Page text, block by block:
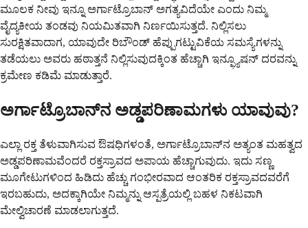
ಮೂಲಕ ನೀವು ಇನ್ನೂ ಅರ್ಗಾಟ್ರೊಬಾನ್ ಅಗತ್ಯವಿದೆಯೇ ಎಂದು ನಿಮ್ಮ
ವೈದ್ಯಕೀಯ ತಂಡವು ನಿಯಮಿತವಾಗಿ ನಿರ್ಣಯಿಸುತ್ತದೆ. ನಿಲ್ಲಿಸಲು
ಸುರಕ್ಷಿತವಾದಾಗ, ಯಾವುದೇ ರಿಬೌಂಡ್ ಹೆಪ್ಪುಗಟ್ಟುವಿಕೆಯ ಸಮಸ್ಯೆಗಳನ್ನು
ತಡೆಯಲು ಅವರು ಹಠಾತ್ತನೆ ನಿಲ್ಲಿಸುವುದಕ್ಕಿಂತ ಹೆಚ್ಚಾಗಿ ಇನ್ಫ್ಯೂಷನ್ ದರವನ್ನು
ಕ್ರಮೇಣ ಕಡಿಮೆ ಮಾಡುತ್ತಾರೆ.
ಅರ್ಗಾಟ್ರೊಬಾನ್‌ನ ಅಡ್ಡಪರಿಣಾಮಗಳು ಯಾವುವು?
ಎಲ್ಲಾ ರಕ್ತ ತೆಳುವಾಗಿಸುವ ಔಷಧಿಗಳಂತೆ, ಅರ್ಗಾಟ್ರೊಬಾನ್‌ನ ಅತ್ಯಂತ ಮಹತ್ವದ
ಅಡ್ಡಪರಿಣಾಮವೆಂದರೆ ರಕ್ತಸ್ರಾವದ ಅಪಾಯ ಹೆಚ್ಚಾಗುವುದು. ಇದು ಸಣ್ಣ
ಮೂಗೇಟುಗಳಿಂದ ಹಿಡಿದು ಹೆಚ್ಚು ಗಂಭೀರವಾದ ಆಂತರಿಕ ರಕ್ತಸ್ರಾವದವರೆಗೆ
ಇರಬಹುದು, ಅದಕ್ಕಾಗಿಯೇ ನಿಮ್ಮನ್ನು ಆಸ್ಪತ್ರೆಯಲ್ಲಿ ಬಹಳ ನಿಕಟವಾಗಿ
ಮೇಲ್ವಿಚಾರಣೆ ಮಾಡಲಾಗುತ್ತದೆ.